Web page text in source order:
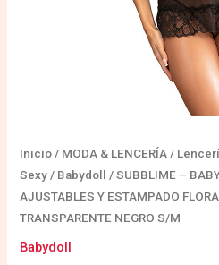
Inicio / MODA & LENCERÍA /
Sexy / Babydoll / SUBBLIME –
AJUSTABLES Y ESTAMPADO
TRANSPARENTE NEGRO S/M
Babydoll